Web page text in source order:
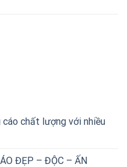
chất lượng với nhiều
ĐẸP – ĐỘC – ẤN